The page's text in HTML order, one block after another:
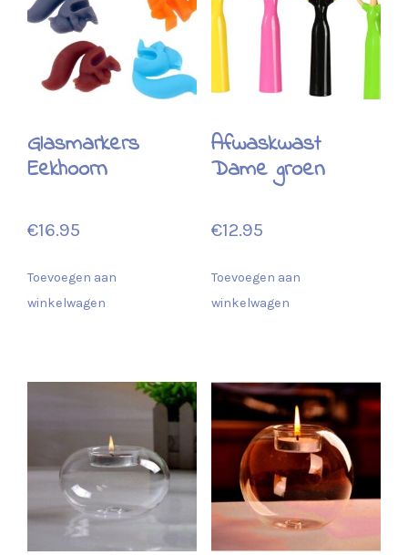
Glasmarkers
Eekhoorn
€16.95
Toevoegen aan
winkelwagen
Afwaskwast
Dame groen
€12.95
Toevoegen aan
winkelwagen